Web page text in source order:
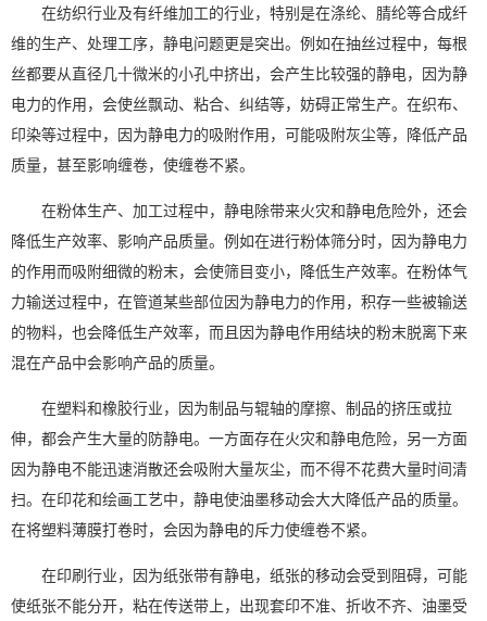
在纺织行业及有纤维加工的行业，特别是在涤纶、腈纶等合成纤
维的生产、处理工序，静电问题更是突出。例如在抽丝过程中，每根
丝都要从直径几十微米的小孔中挤出，会产生比较强的静电，因为静
电力的作用，会使丝飘动、粘合、纠结等，妨碍正常生产。在织布、
印染等过程中，因为静电力的吸附作用，可能吸附灰尘等，降低产品
质量，甚至影响缠卷，使缠卷不紧。
在粉体生产、加工过程中，静电除带来火灾和静电危险外，还会
降低生产效率、影响产品质量。例如在进行粉体筛分时，因为静电力
的作用而吸附细微的粉末，会使筛目变小，降低生产效率。在粉体气
力输送过程中，在管道某些部位因为静电力的作用，积存一些被输送
的物料，也会降低生产效率，而且因为静电作用结块的粉末脱离下来
混在产品中会影响产品的质量。
在塑料和橡胶行业，因为制品与辊轴的摩擦、制品的挤压或拉
伸，都会产生大量的防静电。一方面存在火灾和静电危险，另一方面
因为静电不能迅速消散还会吸附大量灰尘，而不得不花费大量时间清
扫。在印花和绘画工艺中，静电使油墨移动会大大降低产品的质量。
在将塑料薄膜打卷时，会因为静电的斥力使缠卷不紧。
在印刷行业，因为纸张带有静电，纸张的移动会受到阻碍，可能
使纸张不能分开，粘在传送带上，出现套印不准、折收不齐、油墨受